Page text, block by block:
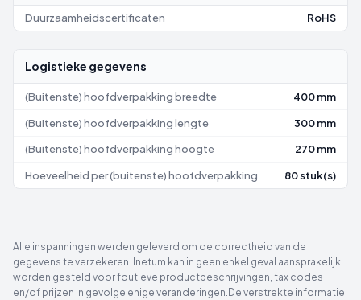
Duurzaamheidscertificaten RoHS
Logistieke gegevens
(Buitenste) hoofdverpakking breedte 400 mm
(Buitenste) hoofdverpakking lengte 300 mm
(Buitenste) hoofdverpakking hoogte 270 mm
Hoeveelheid per (buitenste) hoofdverpakking 80 stuk(s)
Alle inspanningen werden geleverd om de correctheid van de
gegevens te verzekeren. Inetum kan in geen enkel geval aansprakelijk
worden gesteld voor foutieve productbeschrijvingen, tax codes
en/of prijzen in gevolge enige veranderingen.De verstrekte informatie